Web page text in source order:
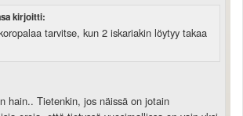
kirjoitti:
tarvitse, kun 2 iskariakin löytyy takaa
hain.. Tietenkin, jos näissä on jotain